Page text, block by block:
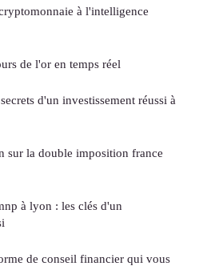
à l'intelligence
de l'or en temps réel
d'un investissement réussi à
sur la double imposition france
à lyon : les clés d'un
de conseil financier qui vous